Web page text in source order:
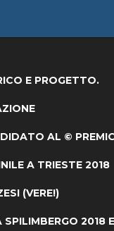
E PROGETTO.
AL ©
A TRIESTE 2018
(VERE!)
SPILIMBERGO 2018